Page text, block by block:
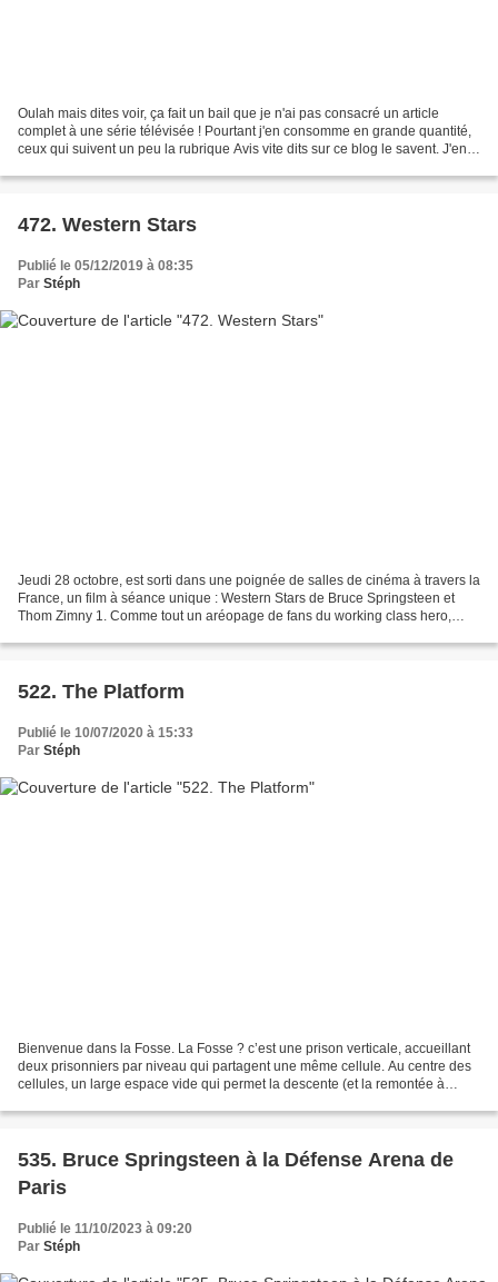
Oulah mais dites voir, ça fait un bail que je n'ai pas consacré un article
complet à une série télévisée ! Pourtant j'en consomme en grande quantité,
ceux qui suivent un peu la rubrique Avis vite dits sur ce blog le savent. J'en
472. Western Stars
Publié le 05/12/2019 à 08:35
Par Stéph
Jeudi 28 octobre, est sorti dans une poignée de salles de cinéma à travers la
France, un film à séance unique : Western Stars de Bruce Springsteen et
Thom Zimny 1. Comme tout un aréopage de fans du working class hero,
522. The Platform
Publié le 10/07/2020 à 15:33
Par Stéph
Bienvenue dans la Fosse. La Fosse ? c’est une prison verticale, accueillant
deux prisonniers par niveau qui partagent une même cellule. Au centre des
cellules, un large espace vide qui permet la descente (et la remontée à
535. Bruce Springsteen à la Défense Arena de
Paris
Publié le 11/10/2023 à 09:20
Par Stéph